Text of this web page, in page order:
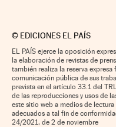
© EDICIONES EL PAÍS
EL PAÍS ejerce la oposición
la elaboración de revistas de
también realiza la reserva
comunicación pública de sus
prevista en el artículo 33.1 del
de las reproducciones y usos de
este sitio web a medios de
adecuados a tal fin de
24/2021, de 2 de noviembre